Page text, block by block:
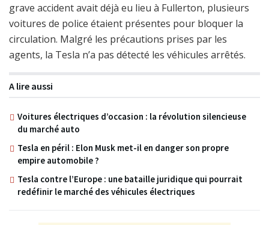
grave accident avait déjà eu lieu à Fullerton, plusieurs
voitures de police étaient présentes pour bloquer la
circulation. Malgré les précautions prises par les
agents, la Tesla n’a pas détecté les véhicules arrêtés.
A lire aussi
Voitures électriques d’occasion : la révolution silencieuse
du marché auto
Tesla en péril : Elon Musk met-il en danger son propre
empire automobile ?
Tesla contre l’Europe : une bataille juridique qui pourrait
redéfinir le marché des véhicules électriques